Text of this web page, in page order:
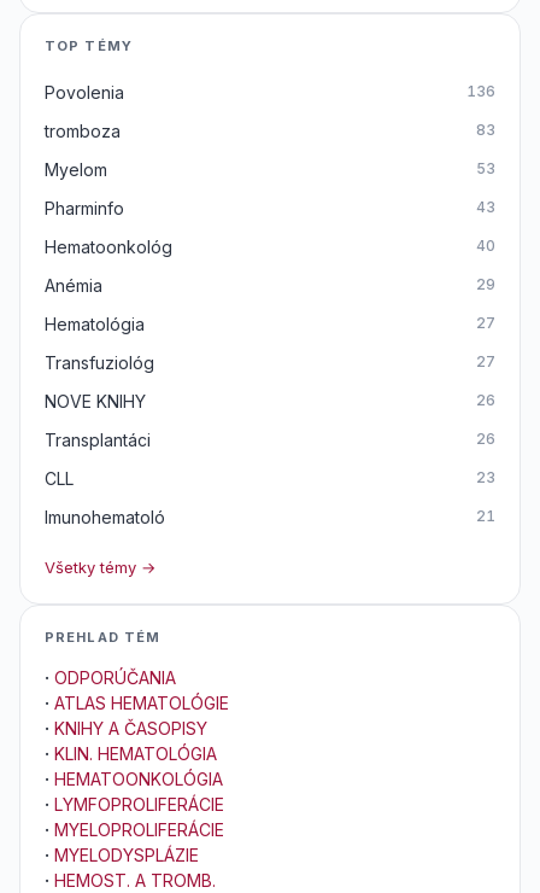
TOP TÉMY
Povolenia 136
tromboza 83
Myelom 53
Pharminfo 43
Hematoonkológ 40
Anémia 29
Hematológia 27
Transfuziológ 27
NOVE KNIHY 26
Transplantáci 26
CLL 23
Imunohematoló 21
Všetky témy →
PREHLAD TÉM
· ODPORÚČANIA
· ATLAS HEMATOLÓGIE
· KNIHY A ČASOPISY
· KLIN. HEMATOLÓGIA
· HEMATOONKOLÓGIA
· LYMFOPROLIFERÁCIE
· MYELOPROLIFERÁCIE
· MYELODYSPLÁZIE
· HEMOST. A TROMB.